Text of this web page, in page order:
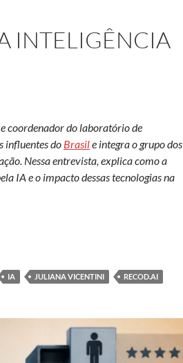
INTELIGÊNCIA
coordenador do laboratório de
influentes do Brasile integra o grupo dos
Nessa entrevista, explica como a
IA e o impacto dessas tecnologias na
artificial
IA JULIANA VICENTINI RECOD.AI